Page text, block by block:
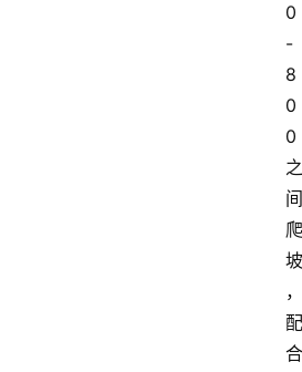
0
-
8
0
0
之
间
爬
坡
，
配
合